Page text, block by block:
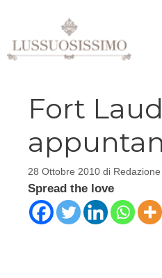
contenuto
Fort
28 Ottobre 2010 di Redazione
Spread the love